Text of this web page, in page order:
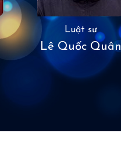
Luật sư
Lê Quốc Quân